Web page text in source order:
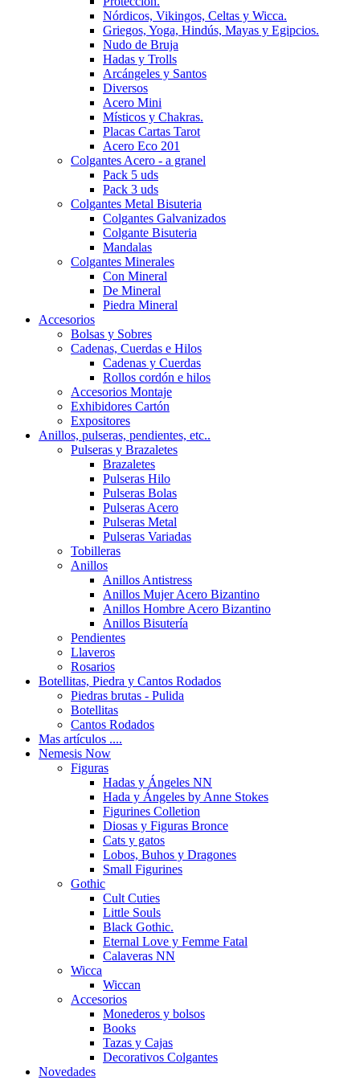
Nórdicos, Vikingos, Celtas y Wicca.
Griegos, Yoga, Hindús, Mayas y Egipcios.
Nudo de Bruja
Hadas y Trolls
Arcángeles y Santos
Diversos
Acero Mini
Místicos y Chakras.
Placas Cartas Tarot
Acero Eco 201
Colgantes Acero - a granel
Pack 5 uds
Pack 3 uds
Colgantes Metal Bisuteria
Colgantes Galvanizados
Colgante Bisuteria
Mandalas
Colgantes Minerales
Con Mineral
De Mineral
Piedra Mineral
Accesorios
Bolsas y Sobres
Cadenas, Cuerdas e Hilos
Cadenas y Cuerdas
Rollos cordón e hilos
Accesorios Montaje
Exhibidores Cartón
Expositores
Anillos, pulseras, pendientes, etc..
Pulseras y Brazaletes
Brazaletes
Pulseras Hilo
Pulseras Bolas
Pulseras Acero
Pulseras Metal
Pulseras Variadas
Tobilleras
Anillos
Anillos Antistress
Anillos Mujer Acero Bizantino
Anillos Hombre Acero Bizantino
Anillos Bisutería
Pendientes
Llaveros
Rosarios
Botellitas, Piedra y Cantos Rodados
Piedras brutas - Pulida
Botellitas
Cantos Rodados
Mas artículos ....
Nemesis Now
Figuras
Hadas y Ángeles NN
Hada y Ángeles by Anne Stokes
Figurines Colletion
Diosas y Figuras Bronce
Cats y gatos
Lobos, Buhos y Dragones
Small Figurines
Gothic
Cult Cuties
Little Souls
Black Gothic.
Eternal Love y Femme Fatal
Calaveras NN
Wicca
Wiccan
Accesorios
Monederos y bolsos
Books
Tazas y Cajas
Decorativos Colgantes
Novedades